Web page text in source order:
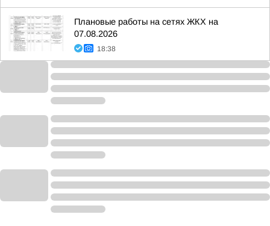
Плановые работы на сетях ЖКХ на
07.08.2026
18:38